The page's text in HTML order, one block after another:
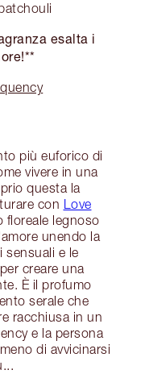
esalta i
più euforico di
vivere in una
questa la
con Love
floreale legnoso
unendo la
sensuali e le
creare una
È il profumo
serale che
racchiusa in un
e la persona
di avvicinarsi